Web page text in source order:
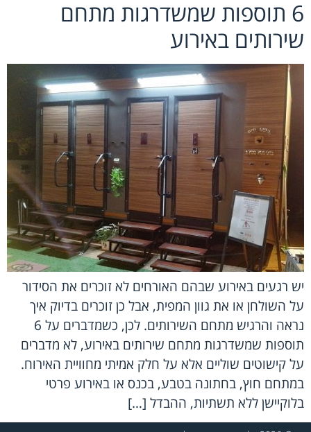
6 תוספות שמשדרגות מתחם
שירותים באירוע
יש רגעים באירוע שבהם האורחים לא זוכרים את הסידור
על השולחן או את גוון המפית, אבל כן זוכרים בדיוק איך
נראה והרגיש מתחם השירותים. לכן, כשמדברים על 6
תוספות שמשדרגות מתחם שירותים באירוע, לא מדברים
על קישוטים שוליים אלא על חלק אמיתי מחוויית האירוח.
במתחם חוץ, בחתונה בטבע, בכנס או באירוע פרטי
בלוקיישן ללא תשתיות, ההבדל […]